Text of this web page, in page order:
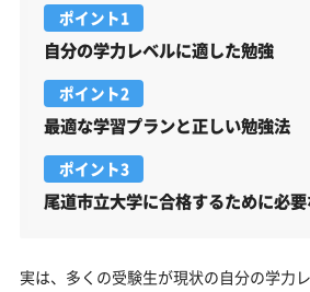
ポイント1
自分の学力レベルに適した勉強
ポイント2
最適な学習プランと正しい勉強法
ポイント3
尾道市立大学に合格するために必
実は、多くの受験生が現状の自分の学力